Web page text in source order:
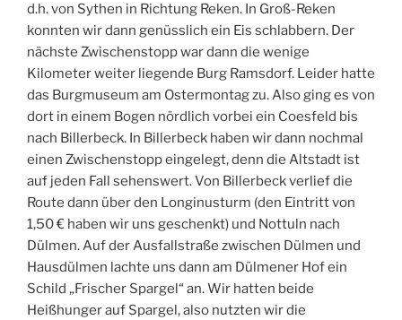
d.h. von Sythen in Richtung Reken. In Groß-Reken
konnten wir dann genüsslich ein Eis schlabbern. Der
nächste Zwischenstopp war dann die wenige
Kilometer weiter liegende Burg Ramsdorf. Leider hatte
das Burgmuseum am Ostermontag zu. Also ging es von
dort in einem Bogen nördlich vorbei ein Coesfeld bis
nach Billerbeck. In Billerbeck haben wir dann nochmal
einen Zwischenstopp eingelegt, denn die Altstadt ist
auf jeden Fall sehenswert. Von Billerbeck verlief die
Route dann über den Longinusturm (den Eintritt von
1,50 € haben wir uns geschenkt) und Nottuln nach
Dülmen. Auf der Ausfallstraße zwischen Dülmen und
Hausdülmen lachte uns dann am Dülmener Hof ein
Schild „Frischer Spargel“ an. Wir hatten beide
Heißhunger auf Spargel, also nutzten wir die